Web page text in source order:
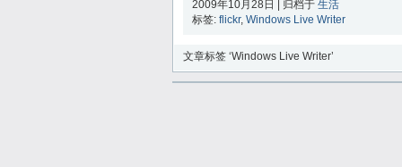
2009年10月28日 | 归档于 生活
标签: flickr, Windows Live Writer
文章标签 ‘Windows Live Writer’